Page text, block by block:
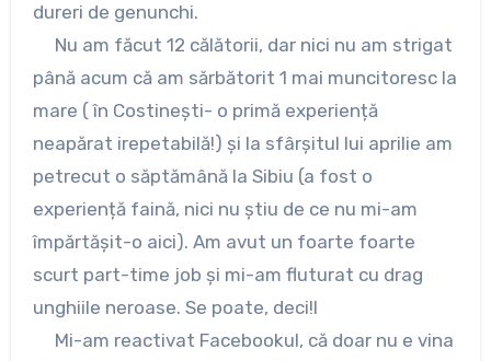
dureri de genunchi.
Nu am făcut 12 călătorii, dar nici nu am strigat
până acum că am sărbătorit 1 mai muncitoresc la
mare ( în Costinești- o primă experiență
neapărat irepetabilă!) și la sfârșitul lui aprilie am
petrecut o săptămână la Sibiu (a fost o
experiență faină, nici nu știu de ce nu mi-am
împărtășit-o aici). Am avut un foarte foarte
scurt part-time job și mi-am fluturat cu drag
unghiile neroase. Se poate, deci!l
Mi-am reactivat Facebookul, că doar nu e vina